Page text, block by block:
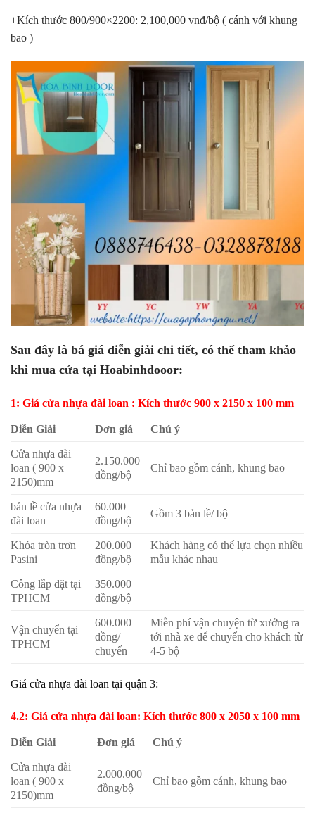
+Kích thước 800/900×2200: 2,100,000 vnđ/bộ ( cánh với khung
bao )
Sau đây là bá giá diễn giải chi tiết, có thể tham khảo
khi mua cửa tại Hoabinhdooor:
1: Giá cửa nhựa đài loan : Kích thước 900 x 2150 x 100 mm
Diễn Giải Đơn giá Chú ý
Cửa nhựa đài
loan ( 900 x
2150)mm
2.150.000
đồng/bộ
Chỉ bao gồm cánh, khung bao
bản lề cửa nhựa
đài loan
60.000
đồng/bộ
Gồm 3 bản lề/ bộ
Khóa tròn trơn
Pasini
200.000
đồng/bộ
Khách hàng có thể lựa chọn nhiều
mẫu khác nhau
Công lắp đặt tại
TPHCM
350.000
đồng/bộ
Vận chuyển tại
TPHCM
600.000
đồng/
chuyến
Miễn phí vận chuyện từ xưởng ra
tới nhà xe để chuyển cho khách từ
4-5 bộ
Giá cửa nhựa đài loan tại quận 3:
4.2: Giá cửa nhựa đài loan: Kích thước 800 x 2050 x 100 mm
Diễn Giải Đơn giá Chú ý
Cửa nhựa đài
loan ( 900 x
2150)mm
2.000.000
đồng/bộ
Chỉ bao gồm cánh, khung bao